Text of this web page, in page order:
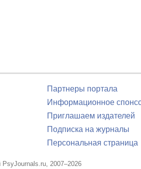
Партнеры портала
Информационное
Приглашаем издателей
Подписка на журналы
Персональная страница
PsyJournals.ru, 2007–2026